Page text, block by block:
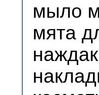
мыло
мята
наждак